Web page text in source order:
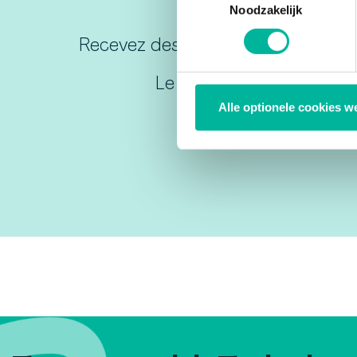
Noodzakelijk
Alle optionele cookies
Recevez des conseils exclusifs
Le raccourci vers plus